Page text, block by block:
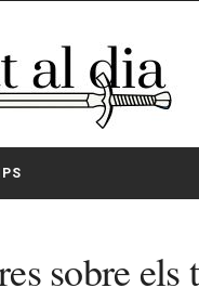
sobre els